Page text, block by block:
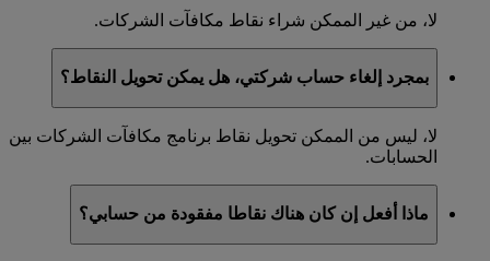
لا، من غير الممكن شراء نقاط مكافآت الشركات.
بمجرد إلغاء حساب شركتي، هل يمكن تحويل النقاط؟
لا، ليس من الممكن تحويل نقاط برنامج مكافآت الشركات بين
الحسابات.
ماذا أفعل إن كان هناك نقاطا مفقودة من حسابي؟